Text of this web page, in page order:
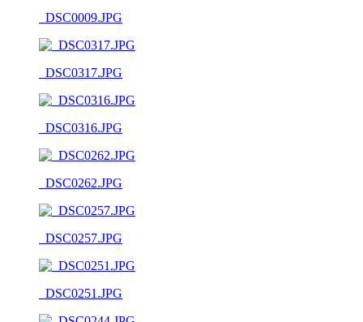
_DSC0009.JPG
_DSC0317.JPG
_DSC0316.JPG
_DSC0262.JPG
_DSC0257.JPG
_DSC0251.JPG